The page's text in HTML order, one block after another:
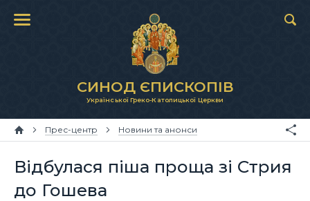
СИНОД ЄПИСКОПІВ
Української Греко-Католицької Церкви
Прес-центр Новини та анонси
Відбулася піша проща зі Стрия
до Гошева